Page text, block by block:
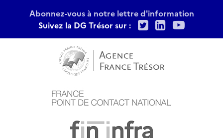
Abonnez-vous à notre lettre d'information
Suivez la DG Trésor sur :
TwitterLinkedIn